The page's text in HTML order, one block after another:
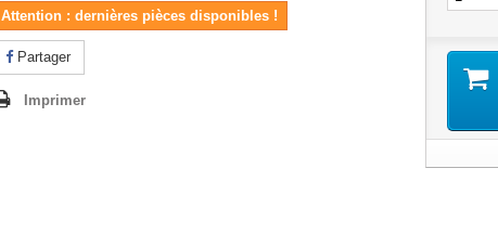
Attention : dernières pièces disponibles !
Partager
Imprimer